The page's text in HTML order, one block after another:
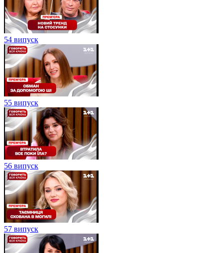
54 випуск
55 випуск
56 випуск
57 випуск